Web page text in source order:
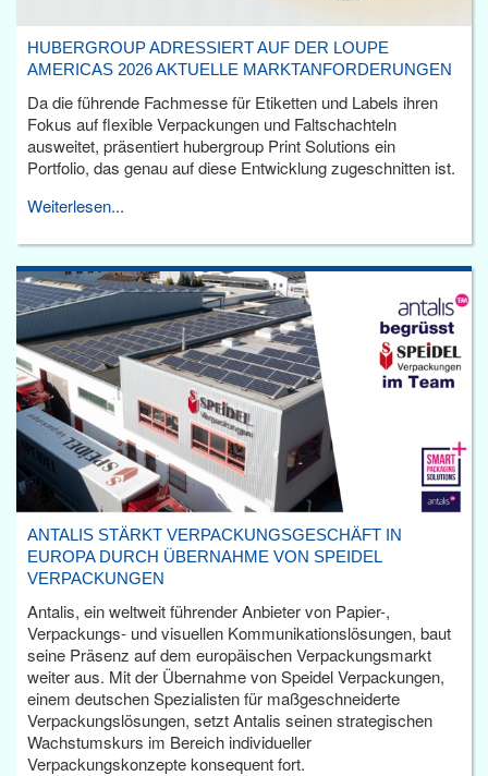
HUBERGROUP ADRESSIERT AUF DER LOUPE
AMERICAS 2026 AKTUELLE MARKTANFORDERUNGEN
Da die führende Fachmesse für Etiketten und Labels ihren
Fokus auf flexible Verpackungen und Faltschachteln
ausweitet, präsentiert hubergroup Print Solutions ein
Portfolio, das genau auf diese Entwicklung zugeschnitten ist.
Weiterlesen...
ANTALIS STÄRKT VERPACKUNGSGESCHÄFT IN
EUROPA DURCH ÜBERNAHME VON SPEIDEL
VERPACKUNGEN
Antalis, ein weltweit führender Anbieter von Papier-,
Verpackungs- und visuellen Kommunikationslösungen, baut
seine Präsenz auf dem europäischen Verpackungsmarkt
weiter aus. Mit der Übernahme von Speidel Verpackungen,
einem deutschen Spezialisten für maßgeschneiderte
Verpackungslösungen, setzt Antalis seinen strategischen
Wachstumskurs im Bereich individueller
Verpackungskonzepte konsequent fort.